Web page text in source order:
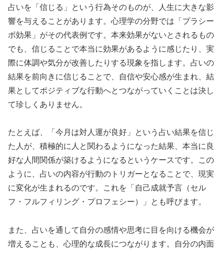
占いを「信じる」という行為そのものが、人生に大きな影
響を与えることがあります。心理学の分野では「プラシー
ボ効果」がその代表例です。本来効果がないとされるもの
でも、信じることで本当に効果があるように感じたり、実
際に体調や気分が改善したりする現象を指します。占いの
結果を前向きに信じることで、自信や安心感が生まれ、結
果としてポジティブな行動へとつながっていくことは決し
て珍しくありません。
たとえば、「今月は対人運が良好」という占い結果を信じ
た人が、積極的に人と関わるようになった結果、本当に良
好な人間関係が築けるようになるというケースです。この
ように、占いの内容が行動のトリガーとなることで、現実
に変化が生まれるのです。これを「自己成就予言（セル
フ・フルフィリング・プロフェシー）」とも呼びます。
また、占いを通して自分の感情や思考に目を向ける機会が
増えることも、心理的な成長につながります。自分の内面